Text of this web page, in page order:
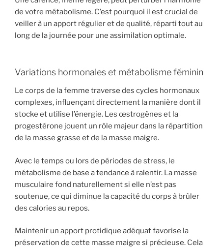
de votre métabolisme. C’est pourquoi il est crucial de
veiller à un apport régulier et de qualité, réparti tout au
long de la journée pour une assimilation optimale.
Variations hormonales et métabolisme féminin
Le corps de la femme traverse des cycles hormonaux
complexes, influençant directement la manière dont il
stocke et utilise l’énergie. Les œstrogènes et la
progestérone jouent un rôle majeur dans la répartition
de la masse grasse et de la masse maigre.
Avec le temps ou lors de périodes de stress, le
métabolisme de base a tendance à ralentir. La masse
musculaire fond naturellement si elle n’est pas
soutenue, ce qui diminue la capacité du corps à brûler
des calories au repos.
Maintenir un apport protidique adéquat favorise la
préservation de cette masse maigre si précieuse. Cela